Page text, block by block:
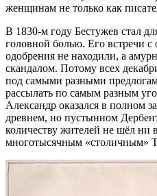
женщинам не только как
В 1830-м году Бестужев стал
головной болью. Его встречи
одобрения не находили, а
скандалом. Потому всех
под самыми разными
рассылать по самым разным
Александр оказался в полном
древнем, но пустынном
количеству жителей не шёл ни
многотысячным «столичным»